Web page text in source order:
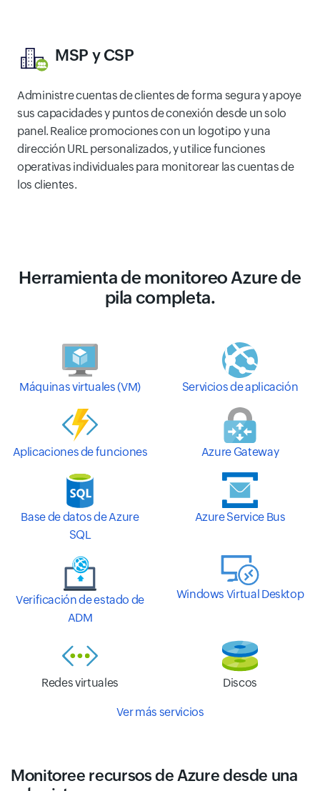
MSP y CSP
Administre cuentas de clientes de forma segura y apoye
sus capacidades y puntos de conexión desde un solo
panel. Realice promociones con un logotipo y una
dirección URL personalizados, y utilice funciones
operativas individuales para monitorear las cuentas de
los clientes.
Herramienta de monitoreo Azure de
pila completa.
Máquinas virtuales (VM) Servicios de aplicación
Aplicaciones de funciones Azure Gateway
Base de datos de Azure
SQL
Azure Service Bus
Verificación de estado de
ADM
Windows Virtual Desktop
Redes virtuales Discos
Ver más servicios
Monitoree recursos de Azure desde una